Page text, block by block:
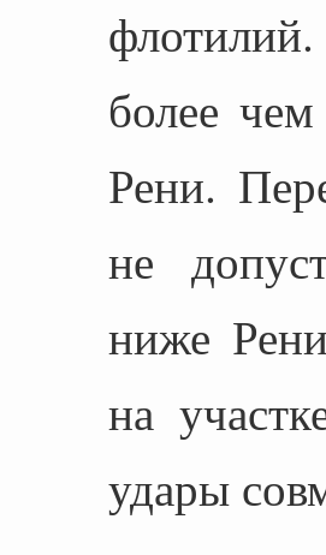
более
Рени.
не
ниже
на
удары